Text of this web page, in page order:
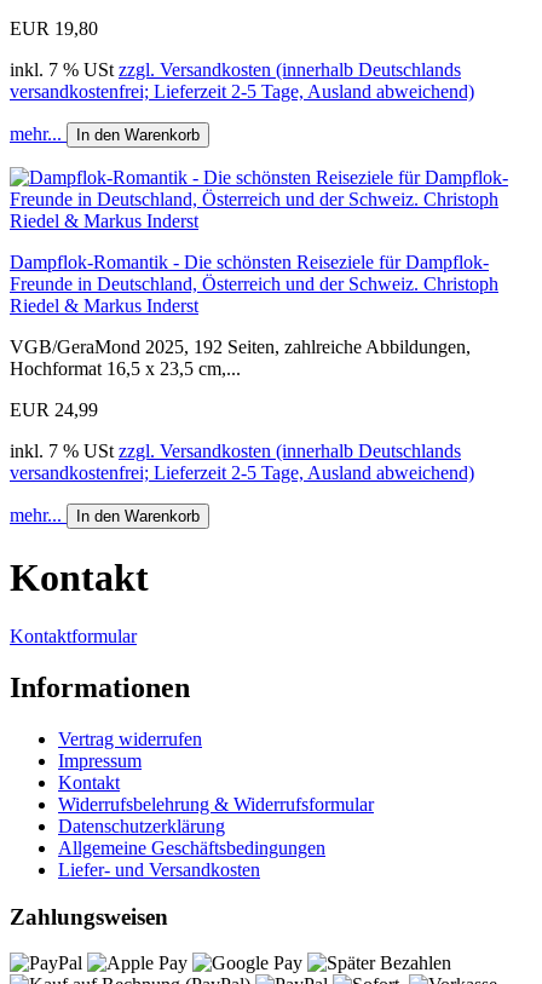
EUR 19,80
inkl. 7 % USt zzgl. Versandkosten (innerhalb Deutschlands
versandkostenfrei; Lieferzeit 2-5 Tage, Ausland abweichend)
mehr... In den Warenkorb
Dampflok-Romantik - Die schönsten Reiseziele für Dampflok-
Freunde in Deutschland, Österreich und der Schweiz. Christoph
Riedel & Markus Inderst
VGB/GeraMond 2025, 192 Seiten, zahlreiche Abbildungen,
Hochformat 16,5 x 23,5 cm,...
EUR 24,99
inkl. 7 % USt zzgl. Versandkosten (innerhalb Deutschlands
versandkostenfrei; Lieferzeit 2-5 Tage, Ausland abweichend)
mehr... In den Warenkorb
Kontakt
Kontaktformular
Informationen
Vertrag widerrufen
Impressum
Kontakt
Widerrufsbelehrung & Widerrufsformular
Datenschutzerklärung
Allgemeine Geschäftsbedingungen
Liefer- und Versandkosten
Zahlungsweisen